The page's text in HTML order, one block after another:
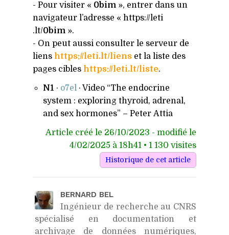
- Pour visiter « 0bim », entrer dans un
navigateur l’adresse « https://​leti​
.lt/0bim ».
- On peut aussi consulter le serveur de
liens https://leti.lt/liens et la liste des
pages cibles https://leti.lt/liste.
N1 · o7el · Video “The endocrine
system : exploring thyroid, adrenal,
and sex hormones” – Peter Attia
Article créé le 26/10/2023 - modifié le
4/02/2025 à 18h41 • 1 130 visites
BERNARD BEL
Ingénieur de recherche au CNRS
spécialisé en documentation et
archivage de données numériques,